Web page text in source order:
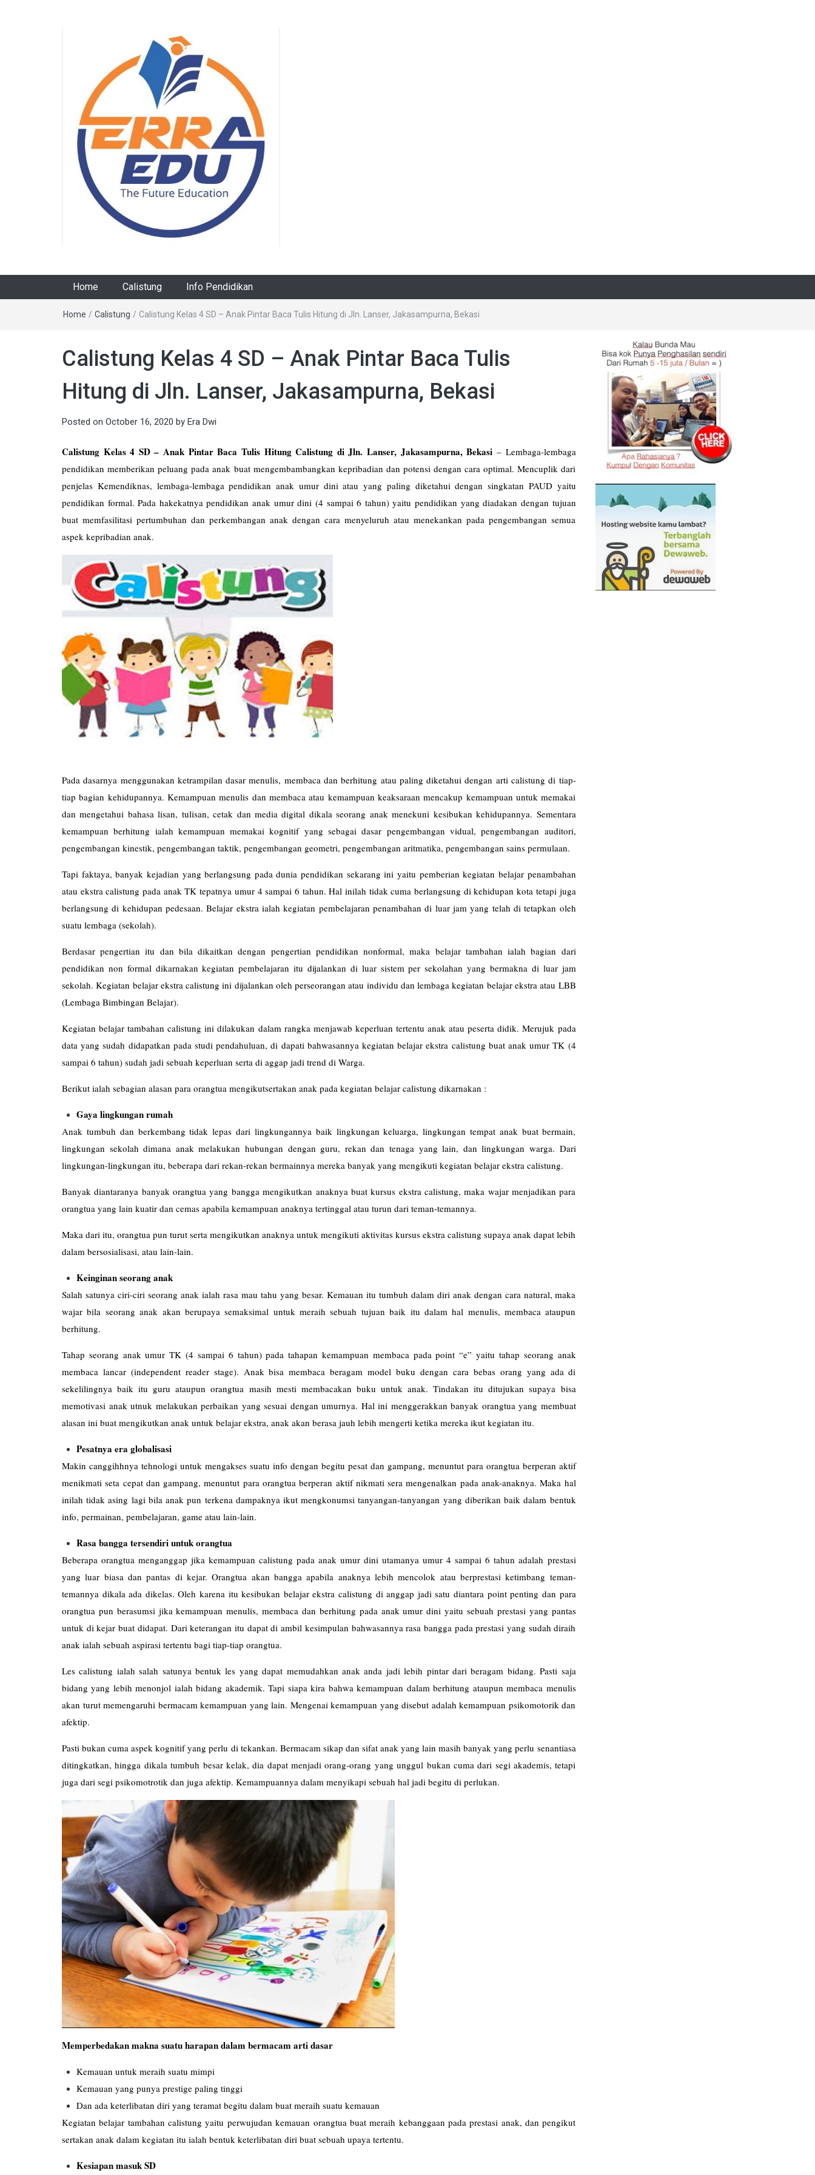
Home Calistung Info Pendidikan
Home / Calistung / Calistung Kelas 4 SD – Anak Pintar Baca Tulis Hitung di Jln. Lanser, Jakasampurna, Bekasi
Calistung Kelas 4 SD – Anak Pintar Baca Tulis
Hitung di Jln. Lanser, Jakasampurna, Bekasi
Posted on October 16, 2020 by Era Dwi
Calistung Kelas 4 SD – Anak Pintar Baca Tulis Hitung Calistung di Jln. Lanser, Jakasampurna, Bekasi – Lembaga-lembaga
pendidikan memberikan peluang pada anak buat mengembambangkan kepribadian dan potensi dengan cara optimal. Mencuplik dari
penjelas Kemendiknas, lembaga-lembaga pendidikan anak umur dini atau yang paling diketahui dengan singkatan PAUD yaitu
pendidikan formal. Pada hakekatnya pendidikan anak umur dini (4 sampai 6 tahun) yaitu pendidikan yang diadakan dengan tujuan
buat memfasilitasi pertumbuhan dan perkembangan anak dengan cara menyeluruh atau menekankan pada pengembangan semua
aspek kepribadian anak.
Pada dasarnya menggunakan ketrampilan dasar menulis, membaca dan berhitung atau paling diketahui dengan arti calistung di tiap-
tiap bagian kehidupannya. Kemampuan menulis dan membaca atau kemampuan keaksaraan mencakup kemampuan untuk memakai
dan mengetahui bahasa lisan, tulisan, cetak dan media digital dikala seorang anak menekuni kesibukan kehidupannya. Sementara
kemampuan berhitung ialah kemampuan memakai kognitif yang sebagai dasar pengembangan vidual, pengembangan auditori,
pengembangan kinestik, pengembangan taktik, pengembangan geometri, pengembangan aritmatika, pengembangan sains permulaan.
Tapi faktaya, banyak kejadian yang berlangsung pada dunia pendidikan sekarang ini yaitu pemberian kegiatan belajar penambahan
atau ekstra calistung pada anak TK tepatnya umur 4 sampai 6 tahun. Hal inilah tidak cuma berlangsung di kehidupan kota tetapi juga
berlangsung di kehidupan pedesaan. Belajar ekstra ialah kegiatan pembelajaran penambahan di luar jam yang telah di tetapkan oleh
suatu lembaga (sekolah).
Berdasar pengertian itu dan bila dikaitkan dengan pengertian pendidikan nonformal, maka belajar tambahan ialah bagian dari
pendidikan non formal dikarnakan kegiatan pembelajaran itu dijalankan di luar sistem per sekolahan yang bermakna di luar jam
sekolah. Kegiatan belajar ekstra calistung ini dijalankan oleh perseorangan atau individu dan lembaga kegiatan belajar ekstra atau LBB
(Lembaga Bimbingan Belajar).
Kegiatan belajar tambahan calistung ini dilakukan dalam rangka menjawab keperluan tertentu anak atau peserta didik. Merujuk pada
data yang sudah didapatkan pada studi pendahuluan, di dapati bahwasannya kegiatan belajar ekstra calistung buat anak umur TK (4
sampai 6 tahun) sudah jadi sebuah keperluan serta di aggap jadi trend di Warga.
Berikut ialah sebagian alasan para orangtua mengikutsertakan anak pada kegiatan belajar calistung dikarnakan :
Gaya lingkungan rumah
Anak tumbuh dan berkembang tidak lepas dari lingkungannya baik lingkungan keluarga, lingkungan tempat anak buat bermain,
lingkungan sekolah dimana anak melakukan hubungan dengan guru, rekan dan tenaga yang lain, dan lingkungan warga. Dari
lingkungan-lingkungan itu, beberapa dari rekan-rekan bermainnya mereka banyak yang mengikuti kegiatan belajar ekstra calistung.
Banyak diantaranya banyak orangtua yang bangga mengikutkan anaknya buat kursus ekstra calistung, maka wajar menjadikan para
orangtua yang lain kuatir dan cemas apabila kemampuan anaknya tertinggal atau turun dari teman-temannya.
Maka dari itu, orangtua pun turut serta mengikutkan anaknya untuk mengikuti aktivitas kursus ekstra calistung supaya anak dapat lebih
dalam bersosialisasi, atau lain-lain.
Keinginan seorang anak
Salah satunya ciri-ciri seorang anak ialah rasa mau tahu yang besar. Kemauan itu tumbuh dalam diri anak dengan cara natural, maka
wajar bila seorang anak akan berupaya semaksimal untuk meraih sebuah tujuan baik itu dalam hal menulis, membaca ataupun
berhitung.
Tahap seorang anak umur TK (4 sampai 6 tahun) pada tahapan kemampuan membaca pada point “e” yaitu tahap seorang anak
membaca lancar (independent reader stage). Anak bisa membaca beragam model buku dengan cara bebas orang yang ada di
sekelilingnya baik itu guru ataupun orangtua masih mesti membacakan buku untuk anak. Tindakan itu ditujukan supaya bisa
memotivasi anak utnuk melakukan perbaikan yang sesuai dengan umurnya. Hal ini menggerakkan banyak orangtua yang membuat
alasan ini buat mengikutkan anak untuk belajar ekstra, anak akan berasa jauh lebih mengerti ketika mereka ikut kegiatan itu.
Pesatnya era globalisasi
Makin canggihhnya tehnologi untuk mengakses suatu info dengan begitu pesat dan gampang, menuntut para orangtua berperan aktif
menikmati seta cepat dan gampang, menuntut para orangtua berperan aktif nikmati sera mengenalkan pada anak-anaknya. Maka hal
inilah tidak asing lagi bila anak pun terkena dampaknya ikut mengkonumsi tanyangan-tanyangan yang diberikan baik dalam bentuk
info, permainan, pembelajaran, game atau lain-lain.
Rasa bangga tersendiri untuk orangtua
Beberapa orangtua menganggap jika kemampuan calistung pada anak umur dini utamanya umur 4 sampai 6 tahun adalah prestasi
yang luar biasa dan pantas di kejar. Orangtua akan bangga apabila anaknya lebih mencolok atau berprestasi ketimbang teman-
temannya dikala ada dikelas. Oleh karena itu kesibukan belajar ekstra calistung di anggap jadi satu diantara point penting dan para
orangtua pun berasumsi jika kemampuan menulis, membaca dan berhitung pada anak umur dini yaitu sebuah prestasi yang pantas
untuk di kejar buat didapat. Dari keterangan itu dapat di ambil kesimpulan bahwasannya rasa bangga pada prestasi yang sudah diraih
anak ialah sebuah aspirasi tertentu bagi tiap-tiap orangtua.
Lescalistung ialah salah satunya bentuk les yang dapat memudahkan anak anda jadi lebih pintar dari beragam bidang. Pasti saja
bidang yang lebih menonjol ialah bidang akademik. Tapi siapa kira bahwa kemampuan dalam berhitung ataupun membaca menulis
akan turut memengaruhi bermacam kemampuan yang lain. Mengenai kemampuan yang disebut adalah kemampuan psikomotorik dan
afektip.
Pasti bukan cuma aspek kognitif yang perlu di tekankan. Bermacam sikap dan sifat anak yang lain masih banyak yang perlu senantiasa
ditingkatkan, hingga dikala tumbuh besar kelak, dia dapat menjadi orang-orang yang unggul bukan cuma dari segi akademis, tetapi
juga dari segi psikomotrotik dan juga afektip. Kemampuannya dalam menyikapi sebuah hal jadi begitu di perlukan.
Memperbedakan makna suatu harapan dalam bermacam arti dasar
Kemauan untuk meraih suatu mimpi
Kemauan yang punya prestige paling tinggi
Dan ada keterlibatan diri yang teramat begitu dalam buat meraih suatu kemauan
Kegiatan belajar tambahan calistung yaitu perwujudan kemauan orangtua buat meraih kebanggaan pada prestasi anak, dan pengikut
sertakan anak dalam kegiatan itu ialah bentuk keterlibatan diri buat sebuah upaya tertentu.
Kesiapan masuk SD